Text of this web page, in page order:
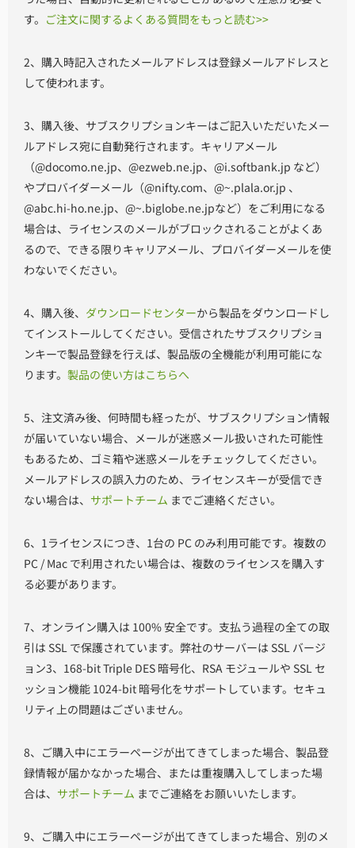
す。 ご注文に関するよくある質問をもっと読む>>
2、購入時記入されたメールアドレスは登録メールアドレスと
して使われます。
3、購入後、サブスクリプションキーはご記入いただいたメー
ルアドレス宛に自動発行されます。キャリアメール
（@docomo.ne.jp、@ezweb.ne.jp、@i.softbank.jp など）
やプロバイダーメール（@nifty.com、@~.plala.or.jp 、
@abc.hi-ho.ne.jp、@~.biglobe.ne.jpなど）をご利用になる
場合は、ライセンスのメールがブロックされることがよくあ
るので、できる限りキャリアメール、プロバイダーメールを使
わないでください。
4、購入後、 ダウンロードセンターから製品をダウンロードし
てインストールしてください。受信されたサブスクリプショ
ンキーで製品登録を行えば、製品版の全機能が利用可能にな
ります。 製品の使い方はこちらへ
5、注文済み後、何時間も経ったが、サブスクリプション情報
が届いていない場合、メールが迷惑メール扱いされた可能性
もあるため、ゴミ箱や迷惑メールをチェックしてください。
メールアドレスの誤入力のため、ライセンスキーが受信でき
ない場合は、 サポートチーム までご連絡ください。
6、1ライセンスにつき、1台の PC のみ利用可能です。複数の
PC / Mac で利用されたい場合は、複数のライセンスを購入す
る必要があります。
7、オンライン購入は 100% 安全です。支払う過程の全ての取
引は SSL で保護されています。弊社のサーバーは SSL バージ
ョン3、168-bit Triple DES 暗号化、RSA モジュールや SSL セ
ッション機能 1024-bit 暗号化をサポートしています。セキュ
リティ上の問題はございません。
8、ご購入中にエラーページが出てきてしまった場合、製品登
録情報が届かなかった場合、または重複購入してしまった場
合は、 サポートチーム までご連絡をお願いいたします。
9、ご購入中にエラーページが出てきてしまった場合、別のメ